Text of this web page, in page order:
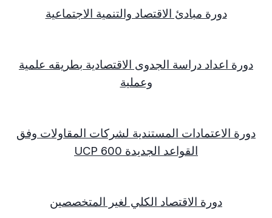
دورة مبادئ الاقتصاد والتنمية الاجتماعية
دورة اعداد دراسة الجدوى الاقتصادية بطريقه علمية
وعملية
دورة الاعتمادات المستندية لشركات المقاولات وفق
القواعد الجديدة UCP 600
دورة الاقتصاد الكلي لغير المتخصصين